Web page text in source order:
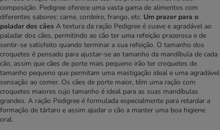
composição. Pedigree oferece uma vasta gama de alimentos com
diferentes sabores: carne, cordeiro, frango, etc. Um prazer para o
paladar dos cães A textura da ração Pedigree é suave e agradável ao
paladar dos cães, permitindo ao cão ter uma refeição prazerosa e de
sentir-se satisfeito quando terminar a sua refeição. O tamanho dos
croquetes é pensado para ajustar-se ao tamanho da mandíbula de cada
cão, assim que cães de porte mais pequeno irão ter croquetes de
tamanho pequeno que permitam uma mastigação ideal e uma agradável
sensação ao comer. Os cães de porte maior, têm uma ração com
croquetes maiores cujo tamanho é ideal para as suas mandíbulas
grandes. A ração Pedigree é formulada especialmente para retardar a
formação de tártaro e assim ajudar o cão a manter uma boa higiene
oral.